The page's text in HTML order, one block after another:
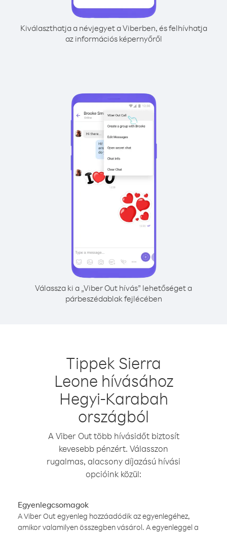
Kiválaszthatja a névjegyet a Viberben, és felhívhatja
az információs képernyőről
Válassza ki a „Viber Out hívás” lehetőséget a
párbeszédablak fejlécében
Tippek Sierra
Leone hívásához
Hegyi-Karabah
országból
A Viber Out több hívásidőt biztosít
kevesebb pénzért. Válasszon
rugalmas, alacsony díjazású hívási
opcióink közül:
Egyenlegcsomagok
A Viber Out egyenleg hozzáadódik az egyenlegéhez,
amikor valamilyen összegben vásárol. A egyenleggel a